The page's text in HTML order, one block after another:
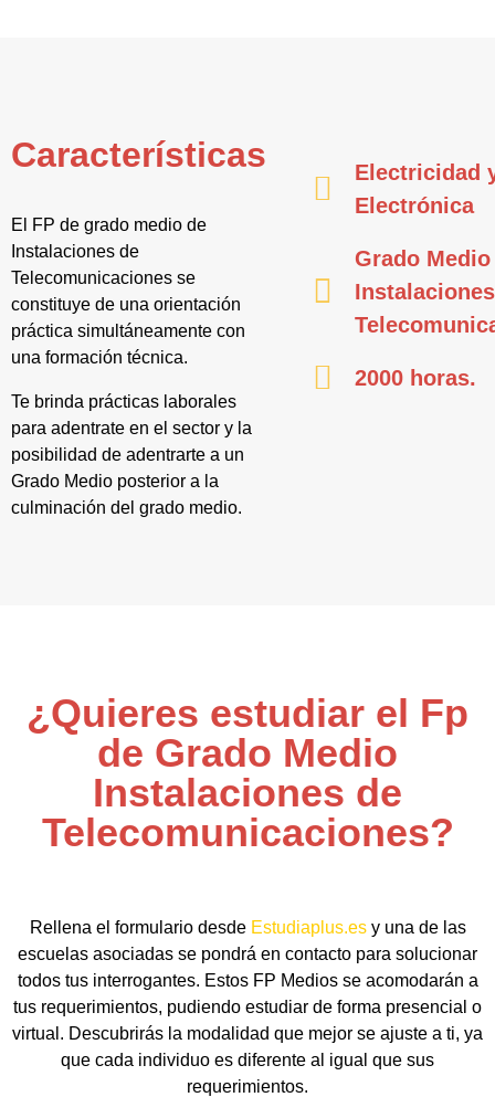
Características
El FP de grado medio de
Instalaciones de
Telecomunicaciones se
constituye de una orientación
práctica simultáneamente con
una formación técnica.
Te brinda prácticas laborales
para adentrate en el sector y la
posibilidad de adentrarte a un
Grado Medio posterior a la
culminación del grado medio.
Electricidad
Electrónica
Grado Medio
2000 horas.
¿Quieres estudiar el Fp
de Grado Medio
Instalaciones de
Telecomunicaciones?
Rellena el formulario desde Estudiaplus.esy una de las
escuelas asociadas se pondrá en contacto para solucionar
todos tus interrogantes. Estos FP Medios se acomodarán a
tus requerimientos, pudiendo estudiar de forma presencial o
virtual. Descubrirás la modalidad que mejor se ajuste a ti, ya
que cada individuo es diferente al igual que sus
requerimientos.